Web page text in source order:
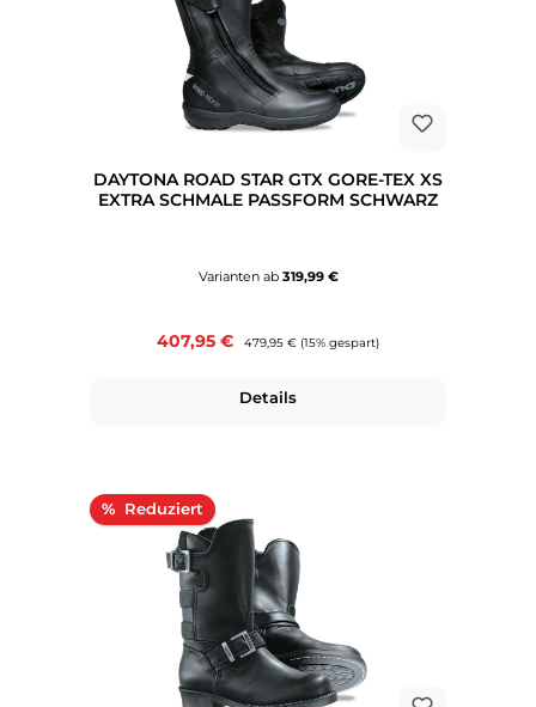
DAYTONA ROAD STAR GTX GORE-TEX XS
EXTRA SCHMALE PASSFORM SCHWARZ
Varianten ab319,99 €
Verkaufspreis:
407,95 € Regulärer Preis:
479,95 € (15% gespart)
Details
% Rabatt